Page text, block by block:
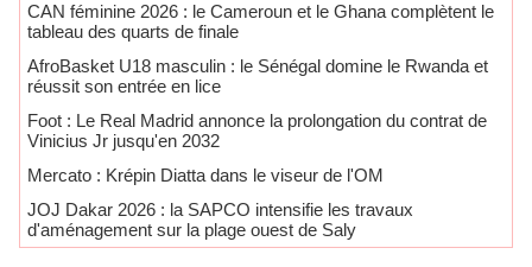
CAN féminine 2026 : le Cameroun et le Ghana complètent le
tableau des quarts de finale
AfroBasket U18 masculin : le Sénégal domine le Rwanda et
réussit son entrée en lice
Foot : Le Real Madrid annonce la prolongation du contrat de
Vinicius Jr jusqu'en 2032
Mercato : Krépin Diatta dans le viseur de l'OM
JOJ Dakar 2026 : la SAPCO intensifie les travaux
d'aménagement sur la plage ouest de Saly